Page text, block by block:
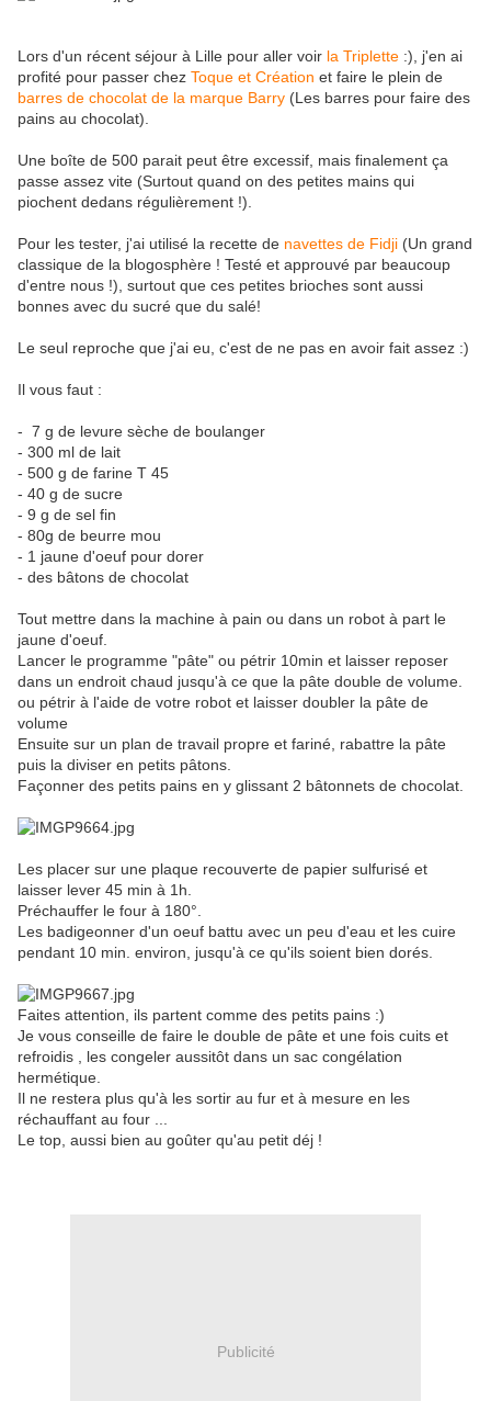
Lors d'un récent séjour à Lille pour aller voir la Triplette :), j'en ai
profité pour passer chez Toque et Création et faire le plein de
barres de chocolat de la marque Barry (Les barres pour faire des
pains au chocolat).
Une boîte de 500 parait peut être excessif, mais finalement ça
passe assez vite (Surtout quand on des petites mains qui
piochent dedans régulièrement !).
Pour les tester, j'ai utilisé la recette de navettes de Fidji (Un grand
classique de la blogosphère ! Testé et approuvé par beaucoup
d'entre nous !), surtout que ces petites brioches sont aussi
bonnes avec du sucré que du salé!
Le seul reproche que j'ai eu, c'est de ne pas en avoir fait assez :)
Il vous faut :
- 7 g de levure sèche de boulanger
- 300 ml de lait
- 500 g de farine T 45
- 40 g de sucre
- 9 g de sel fin
- 80g de beurre mou
- 1 jaune d'oeuf pour dorer
- des bâtons de chocolat
Tout mettre dans la machine à pain ou dans un robot à part le
jaune d'oeuf.
Lancer le programme "pâte" ou pétrir 10min et laisser reposer
dans un endroit chaud jusqu'à ce que la pâte double de volume.
ou pétrir à l'aide de votre robot et laisser doubler la pâte de
volume
Ensuite sur un plan de travail propre et fariné, rabattre la pâte
puis la diviser en petits pâtons.
Façonner des petits pains en y glissant 2 bâtonnets de chocolat.
Les placer sur une plaque recouverte de papier sulfurisé et
laisser lever 45 min à 1h.
Préchauffer le four à 180°.
Les badigeonner d'un oeuf battu avec un peu d'eau et les cuire
pendant 10 min. environ, jusqu'à ce qu'ils soient bien dorés.
Faites attention, ils partent comme des petits pains :)
Je vous conseille de faire le double de pâte et une fois cuits et
refroidis , les congeler aussitôt dans un sac congélation
hermétique.
Il ne restera plus qu'à les sortir au fur et à mesure en les
réchauffant au four ...
Le top, aussi bien au goûter qu'au petit déj !
Publicité